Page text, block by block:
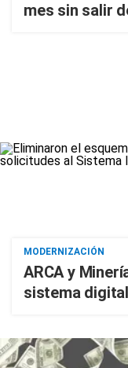
mes sin salir
MODERNIZACIÓN
ARCA y
sistema